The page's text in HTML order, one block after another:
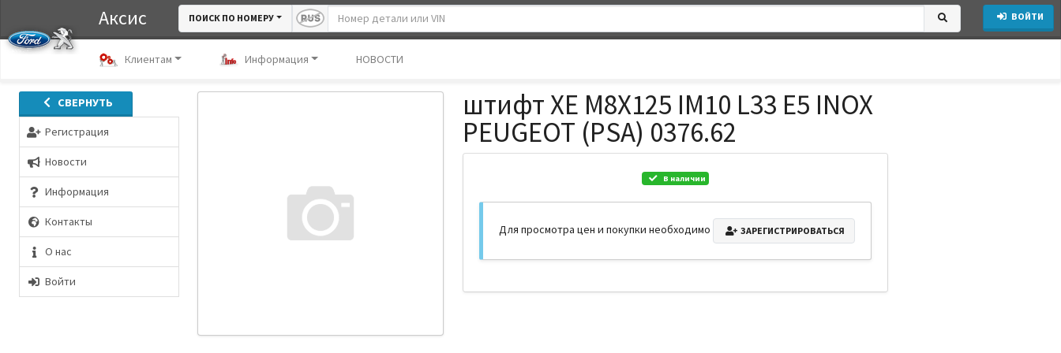
Аксис ПОИСК ПО НОМЕРУ ВОЙТИ
Клиентам Информация НОВОСТИ
СВЕРНУТЬ
Регистрация
Новости
Информация
Контакты
О нас
Войти
штифт XE M8X125 IM10 L33 E5 INOX
PEUGEOT (PSA) 0376.62
В наличии
Для просмотра цен и покупки необходимо ЗАРЕГИСТРИРОВАТЬСЯ